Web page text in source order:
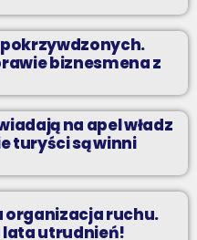
pokrzywdzonych.
biznesmena z
na apel władz
turyści są winni
organizacja ruchu.
lata utrudnień!